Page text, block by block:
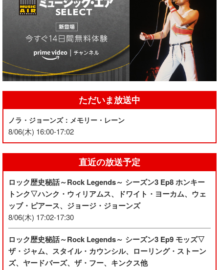
ただいま放送中
ノラ・ジョーンズ：メモリー・レーン
8/06(木) 16:00-17:02
直近の放送予定
ロック歴史秘話～Rock Legends～ シーズン3 Ep8 ホンキー
トンク▽ハンク・ウィリアムス、ドワイト・ヨーカム、ウェ
ッブ・ピアース、ジョージ・ジョーンズ
8/06(木) 17:02-17:30
ロック歴史秘話～Rock Legends～ シーズン3 Ep9 モッズ▽
ザ・ジャム、スタイル・カウンシル、ローリング・ストーン
ズ、ヤードバーズ、ザ・フー、キンクス他